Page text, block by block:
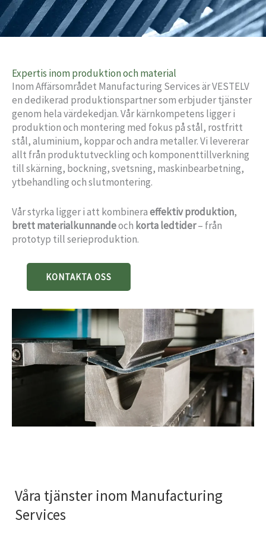
Expertis inom produktion och material
Inom Affärsområdet Manufacturing Services är VESTELV
en dedikerad produktionspartner som erbjuder tjänster
genom hela värdekedjan. Vår kärnkompetens ligger i
produktion och montering med fokus på stål, rostfritt
stål, aluminium, koppar och andra metaller. Vi levererar
allt från produktutveckling och komponenttillverkning
till skärning, bockning, svetsning, maskinbearbetning,
ytbehandling och slutmontering.
Vår styrka ligger i att kombineraeffektiv produktion,
brett materialkunnandeoch korta ledtider– från
prototyp till serieproduktion.
KONTAKTA OSS
Våra tjänster inom Manufacturing
Services